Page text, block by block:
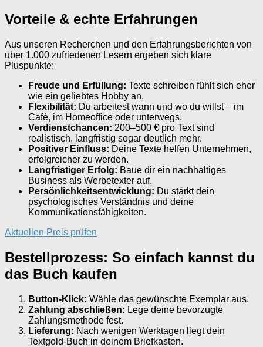
Vorteile & echte Erfahrungen
Aus unseren Recherchen und den Erfahrungsberichten von
über 1.000 zufriedenen Lesern ergeben sich klare
Pluspunkte:
Freude und Erfüllung: Texte schreiben fühlt sich eher
wie ein geliebtes Hobby an.
Flexibilität: Du arbeitest wann und wo du willst – im
Café, im Homeoffice oder unterwegs.
Verdienstchancen: 200–500 € pro Text sind
realistisch, langfristig sogar deutlich mehr.
Positiver Einfluss: Deine Texte helfen Unternehmen,
erfolgreicher zu werden.
Langfristiger Erfolg: Baue dir ein nachhaltiges
Business als Werbetexter auf.
Persönlichkeitsentwicklung: Du stärkt dein
psychologisches Verständnis und deine
Kommunikationsfähigkeiten.
Aktuellen Preis prüfen
Bestellprozess: So einfach kannst du
das Buch kaufen
Button-Klick: Wähle das gewünschte Exemplar aus.
Zahlung abschließen: Lege deine bevorzugte
Zahlungsmethode fest.
Lieferung: Nach wenigen Werktagen liegt dein
Textgold-Buch in deinem Briefkasten.